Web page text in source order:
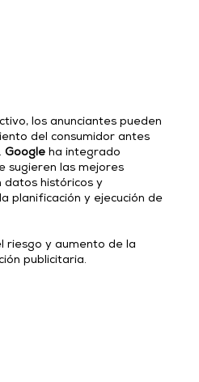
los anunciantes pueden
del consumidor antes
Google ha integrado
sugieren las mejores
datos históricos y
planificación y ejecución de
riesgo y aumento de la
publicitaria.